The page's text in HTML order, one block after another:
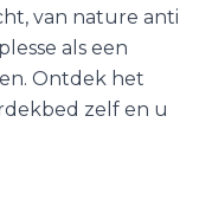
van nature anti
als een
Ontdek het
zelf en u